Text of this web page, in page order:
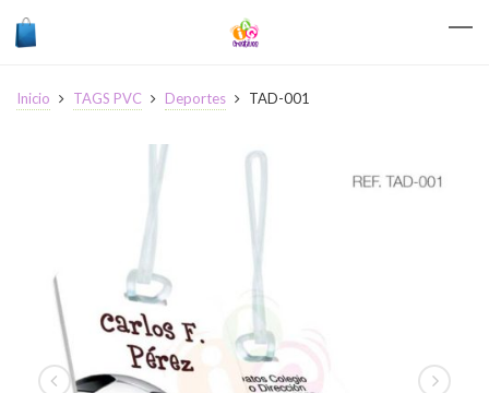
Inicio TAGS PVC Deportes TAD-001